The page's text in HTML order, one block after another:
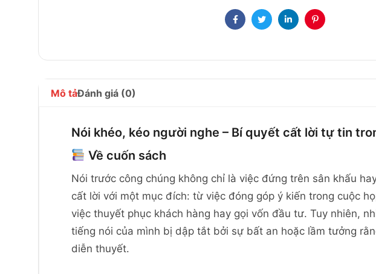
FacebookTwitterLinkedinPinterest
Mô tảĐánh giá (0)
Nói khéo, kéo người nghe – Bí quyết cất lời tự tin
Về cuốn sách
Nói trước công chúng không chỉ là việc đứng trên sân khấu
cất lời với một mục đích: từ việc đóng góp ý kiến trong cuộc
việc thuyết phục khách hàng hay gọi vốn đầu tư. Tuy nhiên,
tiếng nói của mình bị dập tắt bởi sự bất an hoặc lầm tưởng
diễn thuyết.